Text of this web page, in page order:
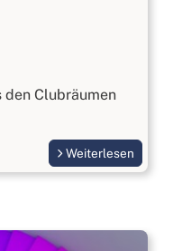
Clubräumen
Weiterlesen